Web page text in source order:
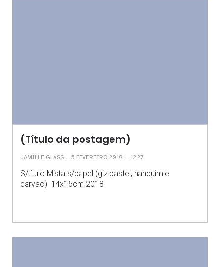
(Título da postagem)
JAMILLE GLASS - 5 FEVEREIRO 2019 - 12:27
S/título Mista s/papel (giz pastel, nanquim e
carvão) 14x15cm 2018